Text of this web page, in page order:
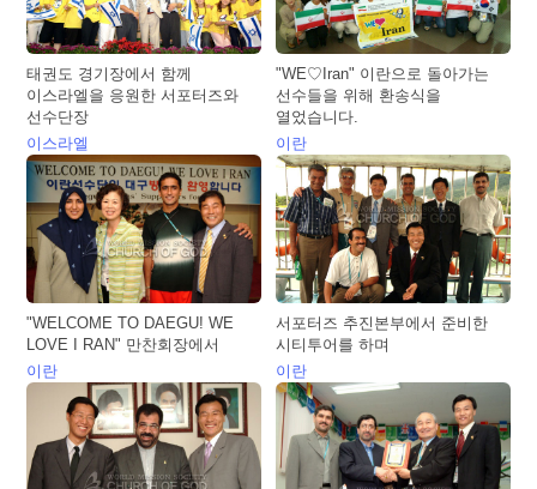
태권도 경기장에서 함께
이스라엘을 응원한 서포터즈와
선수단장
이스라엘
"WE♡Iran" 이란으로 돌아가는
선수들을 위해 환송식을
열었습니다.
이란
"WELCOME TO DAEGU! WE
LOVE I RAN" 만찬회장에서
이란
서포터즈 추진본부에서 준비한
시티투어를 하며
이란